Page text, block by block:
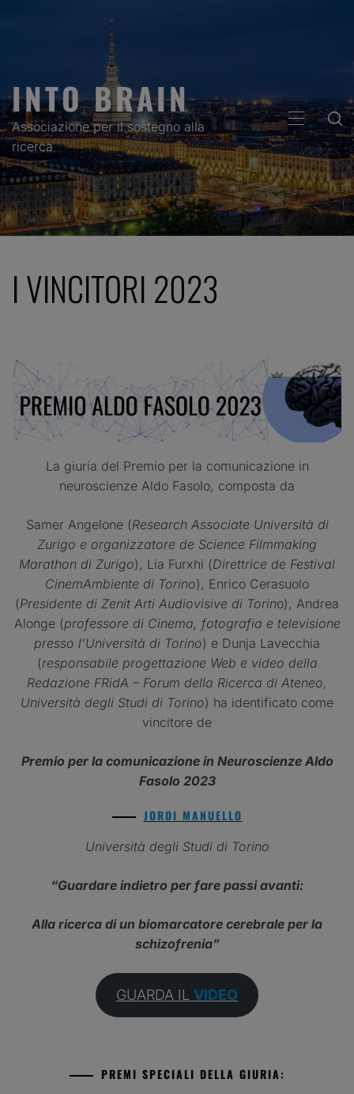
INTO BRAIN
Associazione per il sostegno alla
ricerca
PRIMARY
MENU
I VINCITORI 2023
La giuria del Premio per la comunicazione in
neuroscienze Aldo Fasolo, composta da
Samer Angelone (Research Associate Università di
Zurigo e organizzatore de Science Filmmaking
Marathon di Zurigo), Lia Furxhi (Direttrice de Festival
CinemAmbiente di Torino), Enrico Cerasuolo
(Presidente di Zenit Arti Audiovisive di Torino), Andrea
Alonge (professore di Cinema, fotografia e televisione
presso l’Università di Torino) e Dunja Lavecchia
(responsabile progettazione Web e video della
Redazione FRidA – Forum della Ricerca di Ateneo,
Università degli Studi di Torino) ha identificato come
vincitore de
Premio per la comunicazione in Neuroscienze Aldo
Fasolo 2023
JORDI MANUELLO
Università degli Studi di Torino
“Guardare indietro per fare passi avanti:
Alla ricerca di un biomarcatore cerebrale per la
schizofrenia”
GUARDA IL VIDEO
PREMI SPECIALI DELLA GIURIA: